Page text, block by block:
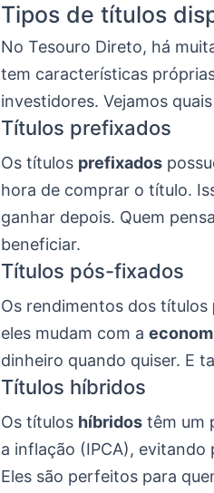
Tipos de títulos
No Tesouro Direto, há
tem características
investidores. Vejamos
Títulos prefixados
Os títulos prefixados
hora de comprar o título.
ganhar depois. Quem
beneficiar.
Títulos pós-fixados
Os rendimentos dos títulos
eles mudam com a
dinheiro quando quiser. E
Títulos híbridos
Os títulos híbridos têm um
a inflação (IPCA),
Eles são perfeitos para